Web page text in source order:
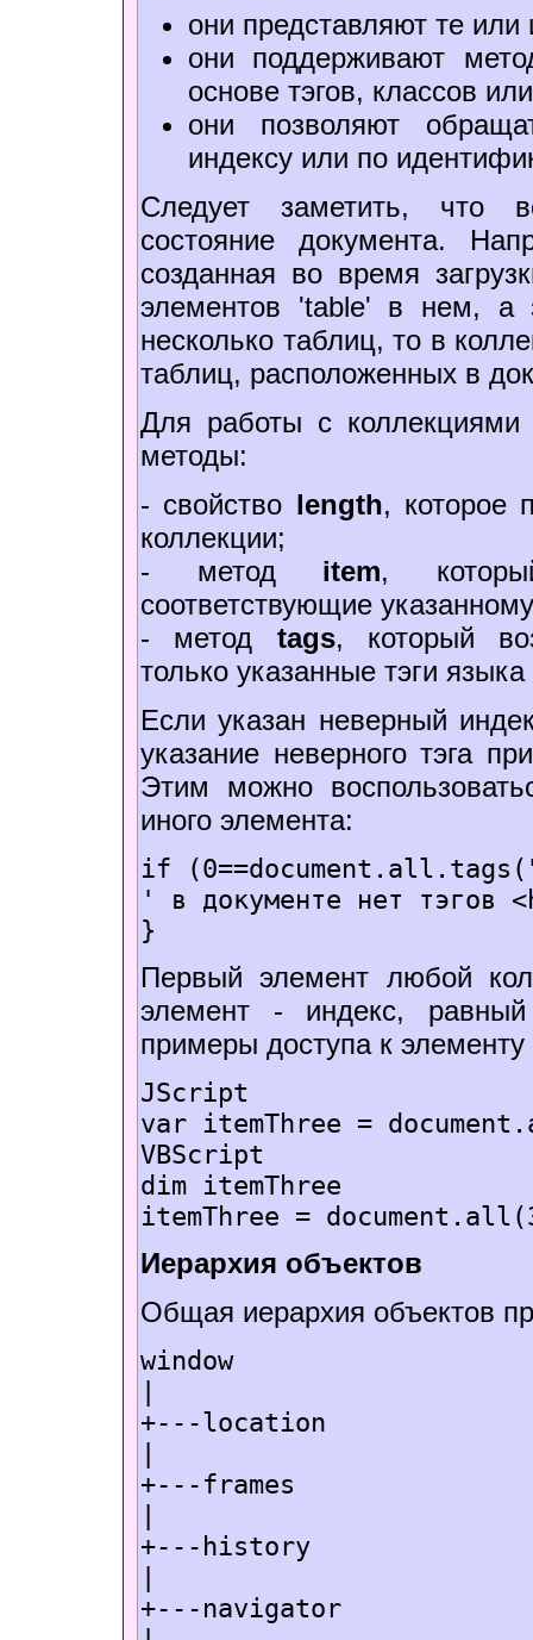
они представляют те
они поддерживают
основе тэгов, классов
они позволяют
индексу или по
Следует заметить, что
состояние документа.
созданная во время
элементов 'table' в нем, а
несколько таблиц, то в
таблиц, расположенных в
Для работы с
методы:
- свойство length, которое
коллекции;
- метод item,
соответствующие
- метод tags, который
только указанные тэги
Если указан неверный
указание неверного тэга
Этим можно
иного элемента:
if
' в документе нет тэгов
}
Первый элемент любой
элемент - индекс,
примеры доступа к
JScript
var itemThree =
VBScript
dim itemThree
itemThree =
Иерархия объектов
Общая иерархия объектов
window
|
+---location
|
+---frames
|
+---history
|
+---navigator